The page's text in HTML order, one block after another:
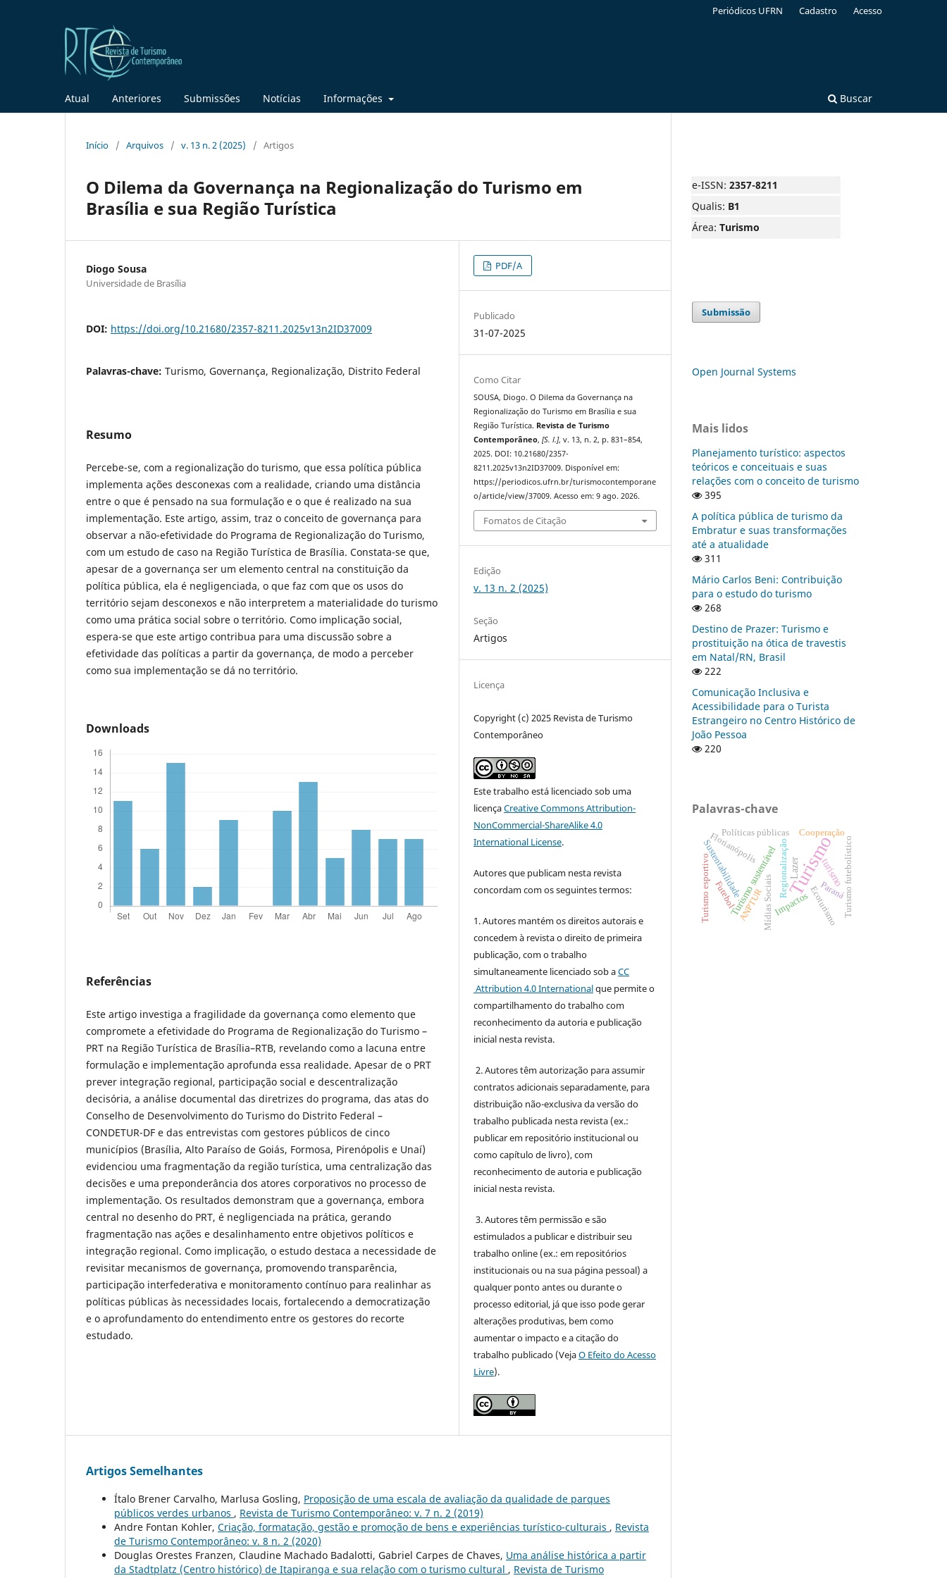
Atual Anteriores Submissões Notícias Informações Buscar
Periódicos UFRN Cadastro Acesso
Início / Arquivos / v. 13 n. 2 (2025) / Artigos
O Dilema da Governança na Regionalização do Turismo em
Brasília e sua Região Turística
Diogo Sousa
Universidade de Brasília
DOI: https://doi.org/10.21680/2357-8211.2025v13n2ID37009
Palavras-chave: Turismo, Governança, Regionalização, Distrito Federal
Resumo
Percebe-se, com a regionalização do turismo, que essa política pública
implementa ações desconexas com a realidade, criando uma distância
entre o que é pensado na sua formulação e o que é realizado na sua
implementação. Este artigo, assim, traz o conceito de governança para
observar a não-efetividade do Programa de Regionalização do Turismo,
com um estudo de caso na Região Turística de Brasília. Constata-se que,
apesar de a governança ser um elemento central na constituição da
política pública, ela é negligenciada, o que faz com que os usos do
território sejam desconexos e não interpretem a materialidade do turismo
como uma prática social sobre o território. Como implicação social,
espera-se que este artigo contribua para uma discussão sobre a
efetividade das políticas a partir da governança, de modo a perceber
como sua implementação se dá no território.
Downloads
Referências
Este artigo investiga a fragilidade da governança como elemento que
compromete a efetividade do Programa de Regionalização do Turismo –
PRT na Região Turística de Brasília–RTB, revelando como a lacuna entre
formulação e implementação aprofunda essa realidade. Apesar de o PRT
prever integração regional, participação social e descentralização
decisória, a análise documental das diretrizes do programa, das atas do
Conselho de Desenvolvimento do Turismo do Distrito Federal –
CONDETUR-DF e das entrevistas com gestores públicos de cinco
municípios (Brasília, Alto Paraíso de Goiás, Formosa, Pirenópolis e Unaí)
evidenciou uma fragmentação da região turística, uma centralização das
decisões e uma preponderância dos atores corporativos no processo de
implementação. Os resultados demonstram que a governança, embora
central no desenho do PRT, é negligenciada na prática, gerando
fragmentação nas ações e desalinhamento entre objetivos políticos e
integração regional. Como implicação, o estudo destaca a necessidade de
revisitar mecanismos de governança, promovendo transparência,
participação interfederativa e monitoramento contínuo para realinhar as
políticas públicas às necessidades locais, fortalecendo a democratização
e o aprofundamento do entendimento entre os gestores do recorte
estudado.
PDF/A
Publicado
31-07-2025
Como Citar
SOUSA, Diogo. O Dilema da Governança na
Regionalização do Turismo em Brasília e sua
Região Turística. Revista de Turismo
Contemporâneo,[S. l.], v. 13, n. 2, p. 831–854,
2025. DOI: 10.21680/2357-
8211.2025v13n2ID37009. Disponível em:
https://periodicos.ufrn.br/turismocontemporane
o/article/view/37009. Acesso em: 9 ago. 2026.
Fomatos de Citação
Edição
v. 13 n. 2 (2025)
Seção
Artigos
Licença
Copyright (c) 2025 Revista de Turismo
Contemporâneo
Este trabalho está licenciado sob uma
licençaCreative Commons Attribution-
NonCommercial-ShareAlike 4.0
International License.
Autores que publicam nesta revista
concordam com os seguintes termos:
1. Autores mantém os direitos autorais e
concedem à revista o direito de primeira
publicação, com o trabalho
simultaneamente licenciado sob aCC
Attribution 4.0 Internationalque permite o
compartilhamento do trabalho com
reconhecimento da autoria e publicação
inicial nesta revista.
2. Autores têm autorização para assumir
contratos adicionais separadamente, para
distribuição não-exclusiva da versão do
trabalho publicada nesta revista (ex.:
publicar em repositório institucional ou
como capítulo de livro), com
reconhecimento de autoria e publicação
inicial nesta revista.
3. Autores têm permissão e são
estimulados a publicar e distribuir seu
trabalho online (ex.: em repositórios
institucionais ou na sua página pessoal) a
qualquer ponto antes ou durante o
processo editorial, já que isso pode gerar
alterações produtivas, bem como
aumentar o impacto e a citação do
trabalho publicado (VejaO Efeito do Acesso
Livre).
Artigos Semelhantes
Ítalo Brener Carvalho, Marlusa Gosling, Proposição de uma escala de avaliação da qualidade de parques
públicos verdes urbanos , Revista de Turismo Contemporâneo: v. 7 n. 2 (2019)
Andre Fontan Kohler, Criação, formatação, gestão e promoção de bens e experiências turístico-culturais , Revista
de Turismo Contemporâneo: v. 8 n. 2 (2020)
Douglas Orestes Franzen, Claudine Machado Badalotti, Gabriel Carpes de Chaves, Uma análise histórica a partir
da Stadtplatz (Centro histórico) de Itapiranga e sua relação com o turismo cultural , Revista de Turismo
e-ISSN: 2357-8211
Qualis: B1
Área: Turismo
Submissão
Open Journal Systems
Mais lidos
Planejamento turístico: aspectos
teóricos e conceituais e suas
relações com o conceito de turismo
395
A política pública de turismo da
Embratur e suas transformações
até a atualidade
311
Mário Carlos Beni: Contribuição
para o estudo do turismo
268
Destino de Prazer: Turismo e
prostituição na ótica de travestis
em Natal/RN, Brasil
222
Comunicação Inclusiva e
Acessibilidade para o Turista
Estrangeiro no Centro Histórico de
João Pessoa
220
Palavras-chave
Turismo
Turismo sustentável turismo
Impactos
Lazer
Sustentabilidade
Ecoturismo
Florianópolis
Mídias Sociais
Políticas públicas
Regionalização ParanáTurismo futebolístico
Turismo esportivoFutebolANPTUR
Cooperação